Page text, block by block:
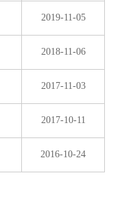
2019-11-05
2018-11-06
2017-11-03
2017-10-11
2016-10-24